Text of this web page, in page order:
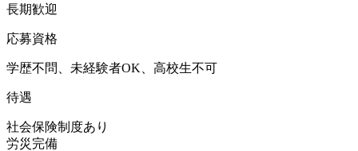
長期歓迎
応募資格
学歴不問、未経験者OK、高校生不可
待遇
社会保険制度あり
労災完備